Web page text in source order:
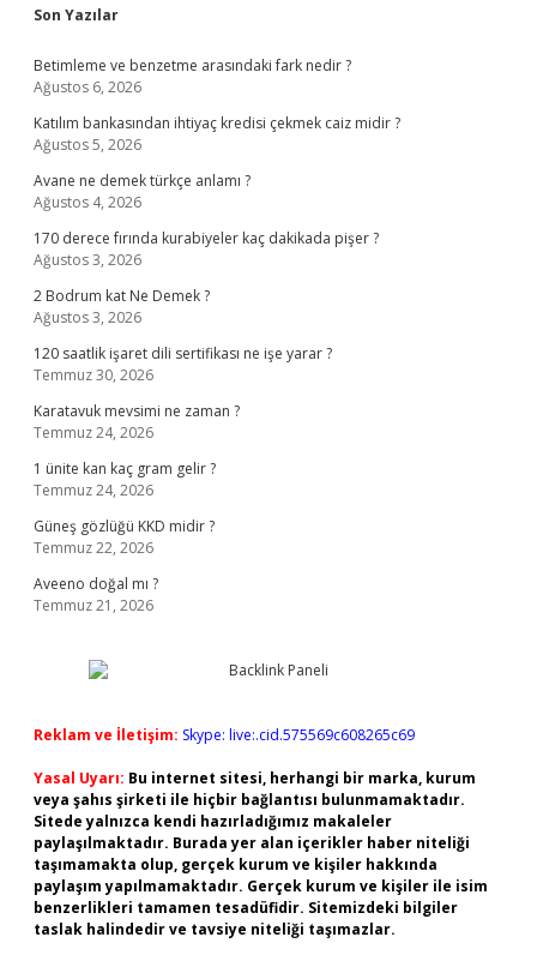
Sidebar
Son Yazılar
Betimleme ve benzetme arasındaki fark nedir ?
Ağustos 6, 2026
Katılım bankasından ihtiyaç kredisi çekmek caiz midir ?
Ağustos 5, 2026
Avane ne demek türkçe anlamı ?
Ağustos 4, 2026
170 derece fırında kurabiyeler kaç dakikada pişer ?
Ağustos 3, 2026
2 Bodrum kat Ne Demek ?
Ağustos 3, 2026
120 saatlik işaret dili sertifikası ne işe yarar ?
Temmuz 30, 2026
Karatavuk mevsimi ne zaman ?
Temmuz 24, 2026
1 ünite kan kaç gram gelir ?
Temmuz 24, 2026
Güneş gözlüğü KKD midir ?
Temmuz 22, 2026
Aveeno doğal mı ?
Temmuz 21, 2026
Reklam ve İletişim: Skype: live:.cid.575569c608265c69
Yasal Uyarı: Bu internet sitesi, herhangi bir marka, kurum
veya şahıs şirketi ile hiçbir bağlantısı bulunmamaktadır.
Sitede yalnızca kendi hazırladığımız makaleler
paylaşılmaktadır. Burada yer alan içerikler haber niteliği
taşımamakta olup, gerçek kurum ve kişiler hakkında
paylaşım yapılmamaktadır. Gerçek kurum ve kişiler ile isim
benzerlikleri tamamen tesadüfidir. Sitemizdeki bilgiler
taslak halindedir ve tavsiye niteliği taşımazlar.